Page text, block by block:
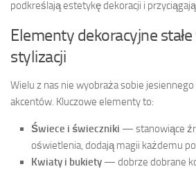
podkreślają estetykę dekoracji i
Elementy dekoracyjne
stylizacji
Wielu z nas nie wyobraża sobie
akcentów. Kluczowe elementy to:
Świece i świeczniki — stanowiące
oświetlenia, dodają magii każdemu
Kwiaty i bukiety — dobrze dobrane